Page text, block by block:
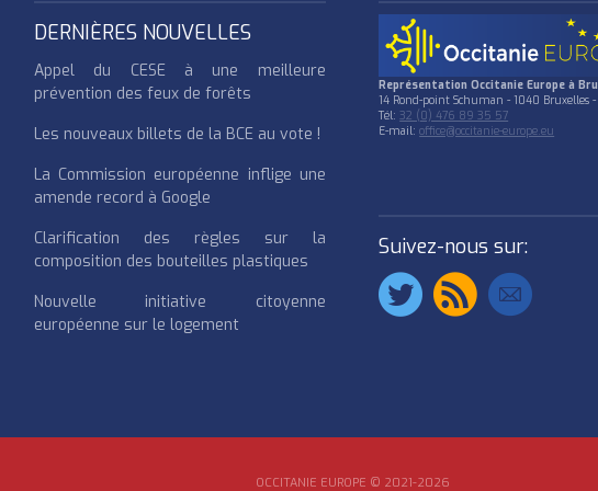
DERNIÈRES NOUVELLES
Appel du CESE à une meilleure
prévention des feux de forêts
Les nouveaux billets de la BCE au vote !
La Commission européenne inflige une
amende record à Google
Clarification des règles sur la
composition des bouteilles plastiques
Nouvelle initiative citoyenne
européenne sur le logement
Représentation Occitanie Europe à
14 Rond-point Schuman - 1040 Bruxelles
Tél:32 (0) 476 89 35 57
E-mail:office@occitanie-europe.eu
Suivez-nous sur:
OCCITANIE EUROPE © 2021-2026